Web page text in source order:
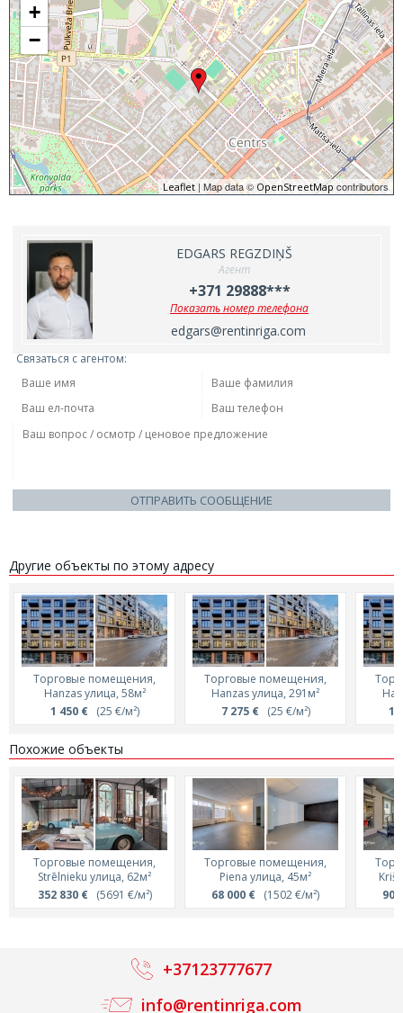
+
−
Leaflet| Map data © OpenStreetMap contributors
EDGARS REGZDIŅŠ
Агент
+371 29888***
Показать номер телефона
edgars@rentinriga.com
Связаться с агентом:
ОТПРАВИТЬ СООБЩЕНИЕ
Другие объекты по этому адресу
Торговые помещения,
Hanzas улица, 58м²
1 450 €(25 €/м²)
Торговые помещения,
Hanzas улица, 291м²
7 275 €(25 €/м²)
Похожие объекты
Торговые помещения,
Strēlnieku улица, 62м²
352 830 €(5691 €/м²)
Торговые помещения,
Piena улица, 45м²
68 000 € (1502 €/м²)
90
info@rentinriga.com
+37123777677